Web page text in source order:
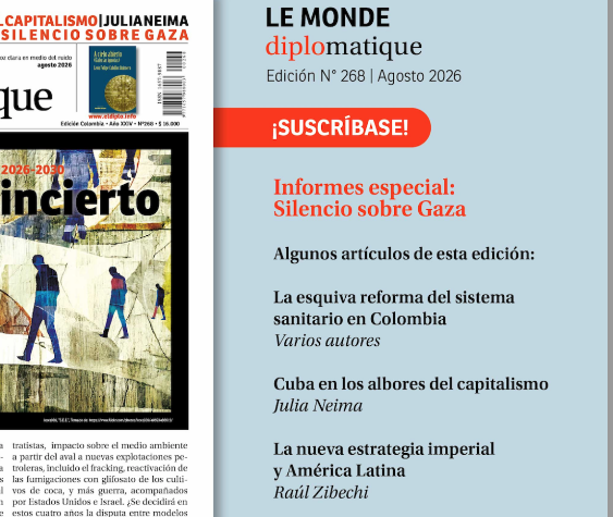
para luego despacharlos hacia más de 200 países o
2026